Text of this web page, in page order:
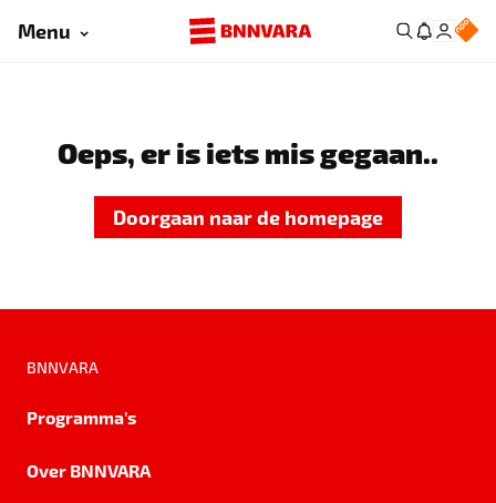
Menu
Oeps, er is iets mis gegaan..
Doorgaan naar de homepage
BNNVARA
Programma's
Over BNNVARA